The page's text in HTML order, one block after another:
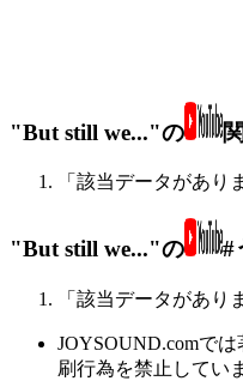
"But still we..."の
「該当データがあり
"But still we..."の #
「該当データがあり
JOYSOUND.comで
刷行為を禁止してい